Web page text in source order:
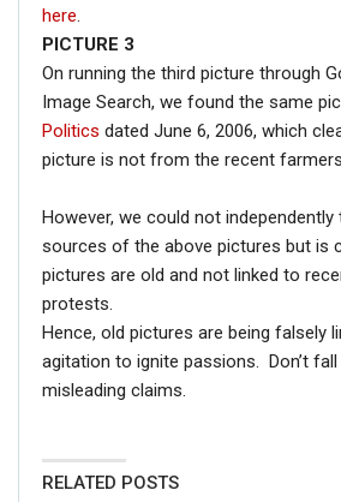
here.
PICTURE 3
On running the third picture through
Image Search, we found the same
Politics dated June 6, 2006, which
picture is not from the recent
However, we could not
sources of the above pictures but is
pictures are old and not linked to
protests.
Hence, old pictures are being falsely
agitation to ignite passions. Don’t
misleading claims.
RELATED POSTS